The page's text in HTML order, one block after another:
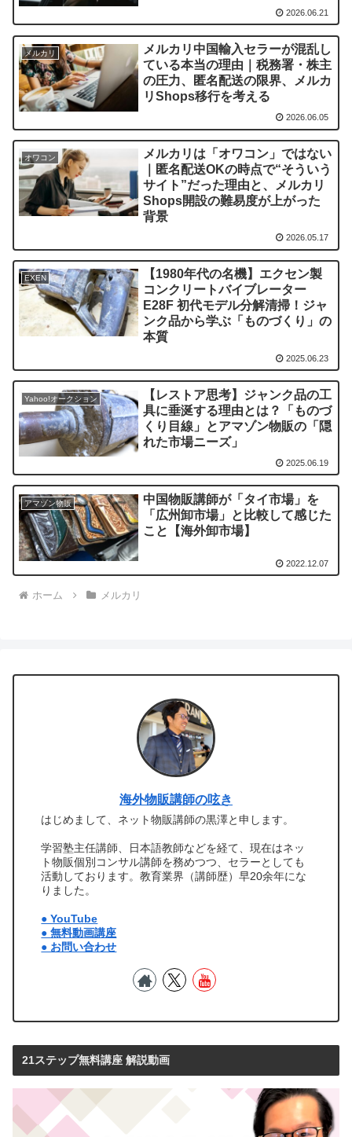
2026.06.21
メルカリ
メルカリ中国輸入セラーが混乱し
ている本当の理由｜税務署・株主
の圧力、匿名配送の限界、メルカ
リShops移行を考える
2026.06.05
オワコン
メルカリは「オワコン」ではない
｜匿名配送OKの時点で“そういう
サイト”だった理由と、メルカリ
Shops開設の難易度が上がった
背景
2026.05.17
EXEN
【1980年代の名機】エクセン製
コンクリートバイブレーター
E28F 初代モデル分解清掃！ジャ
ンク品から学ぶ「ものづくり」の
本質
2025.06.23
Yahoo!オークション
【レストア思考】ジャンク品の工
具に垂涎する理由とは？「ものづ
くり目線」とアマゾン物販の「隠
れた市場ニーズ」
2025.06.19
アマゾン物販
中国物販講師が「タイ市場」を
「広州卸市場」と比較して感じた
こと【海外卸市場】
2022.12.07
ホーム メルカリ
海外物販講師の呟き
はじめまして、ネット物販講師の黒澤と申します。
学習塾主任講師、日本語教師などを経て、現在はネッ
ト物販個別コンサル講師を務めつつ、セラーとしても
活動しております。教育業界（講師歴）早20余年にな
りました。
● YouTube
● 無料動画講座
● お問い合わせ
21ステップ無料講座 解説動画